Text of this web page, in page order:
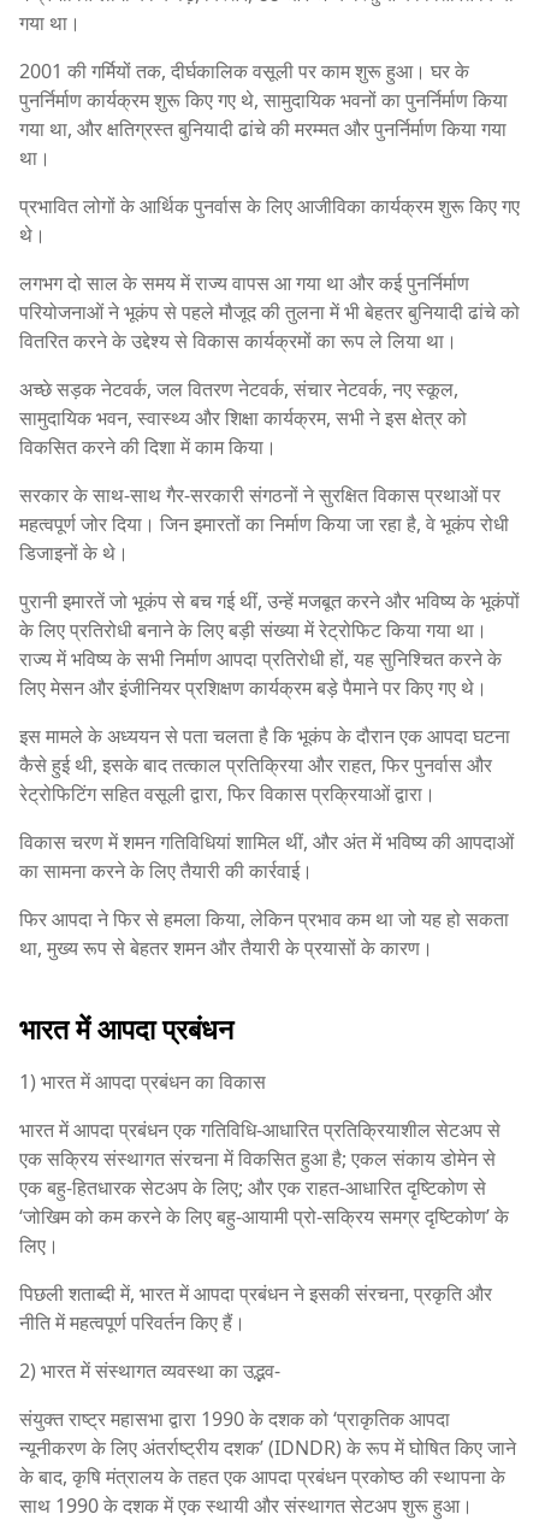
गया था।
2001 की गर्मियों तक, दीर्घकालिक वसूली पर काम शुरू हुआ। घर के
पुनर्निर्माण कार्यक्रम शुरू किए गए थे, सामुदायिक भवनों का पुनर्निर्माण किया
गया था, और क्षतिग्रस्त बुनियादी ढांचे की मरम्मत और पुनर्निर्माण किया गया
था।
प्रभावित लोगों के आर्थिक पुनर्वास के लिए आजीविका कार्यक्रम शुरू किए गए
थे।
लगभग दो साल के समय में राज्य वापस आ गया था और कई पुनर्निर्माण
परियोजनाओं ने भूकंप से पहले मौजूद की तुलना में भी बेहतर बुनियादी ढांचे को
वितरित करने के उद्देश्य से विकास कार्यक्रमों का रूप ले लिया था।
अच्छे सड़क नेटवर्क, जल वितरण नेटवर्क, संचार नेटवर्क, नए स्कूल,
सामुदायिक भवन, स्वास्थ्य और शिक्षा कार्यक्रम, सभी ने इस क्षेत्र को
विकसित करने की दिशा में काम किया।
सरकार के साथ-साथ गैर-सरकारी संगठनों ने सुरक्षित विकास प्रथाओं पर
महत्वपूर्ण जोर दिया। जिन इमारतों का निर्माण किया जा रहा है, वे भूकंप रोधी
डिजाइनों के थे।
पुरानी इमारतें जो भूकंप से बच गई थीं, उन्हें मजबूत करने और भविष्य के भूकंपों
के लिए प्रतिरोधी बनाने के लिए बड़ी संख्या में रेट्रोफिट किया गया था।
राज्य में भविष्य के सभी निर्माण आपदा प्रतिरोधी हों, यह सुनिश्चित करने के
लिए मेसन और इंजीनियर प्रशिक्षण कार्यक्रम बड़े पैमाने पर किए गए थे।
इस मामले के अध्ययन से पता चलता है कि भूकंप के दौरान एक आपदा घटना
कैसे हुई थी, इसके बाद तत्काल प्रतिक्रिया और राहत, फिर पुनर्वास और
रेट्रोफिटिंग सहित वसूली द्वारा, फिर विकास प्रक्रियाओं द्वारा।
विकास चरण में शमन गतिविधियां शामिल थीं, और अंत में भविष्य की आपदाओं
का सामना करने के लिए तैयारी की कार्रवाई।
फिर आपदा ने फिर से हमला किया, लेकिन प्रभाव कम था जो यह हो सकता
था, मुख्य रूप से बेहतर शमन और तैयारी के प्रयासों के कारण।
भारत में आपदा प्रबंधन
1) भारत में आपदा प्रबंधन का विकास
भारत में आपदा प्रबंधन एक गतिविधि-आधारित प्रतिक्रियाशील सेटअप से
एक सक्रिय संस्थागत संरचना में विकसित हुआ है; एकल संकाय डोमेन से
एक बहु-हितधारक सेटअप के लिए; और एक राहत-आधारित दृष्टिकोण से
‘जोखिम को कम करने के लिए बहु-आयामी प्रो-सक्रिय समग्र दृष्टिकोण’ के
लिए।
पिछली शताब्दी में, भारत में आपदा प्रबंधन ने इसकी संरचना, प्रकृति और
नीति में महत्वपूर्ण परिवर्तन किए हैं।
2) भारत में संस्थागत व्यवस्था का उद्भव-
संयुक्त राष्ट्र महासभा द्वारा 1990 के दशक को ‘प्राकृतिक आपदा
न्यूनीकरण के लिए अंतर्राष्ट्रीय दशक’ (IDNDR) के रूप में घोषित किए जाने
के बाद, कृषि मंत्रालय के तहत एक आपदा प्रबंधन प्रकोष्ठ की स्थापना के
साथ 1990 के दशक में एक स्थायी और संस्थागत सेटअप शुरू हुआ।